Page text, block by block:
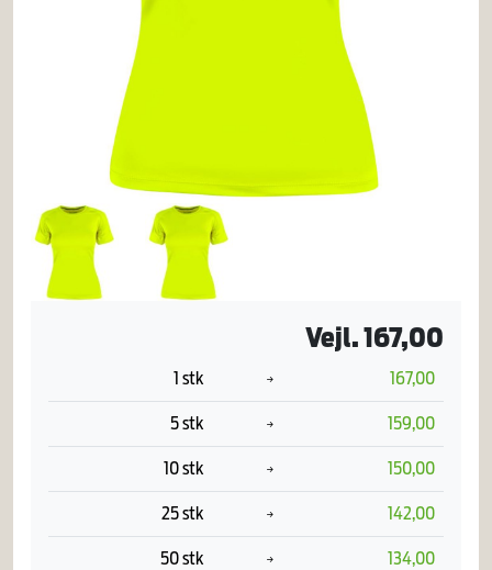
Vejl. 167,00
1 stk 167,00
5 stk 159,00
10 stk 150,00
25 stk 142,00
50 stk 134,00